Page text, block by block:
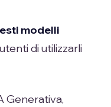
modelli
di utilizzarli
Generativa,